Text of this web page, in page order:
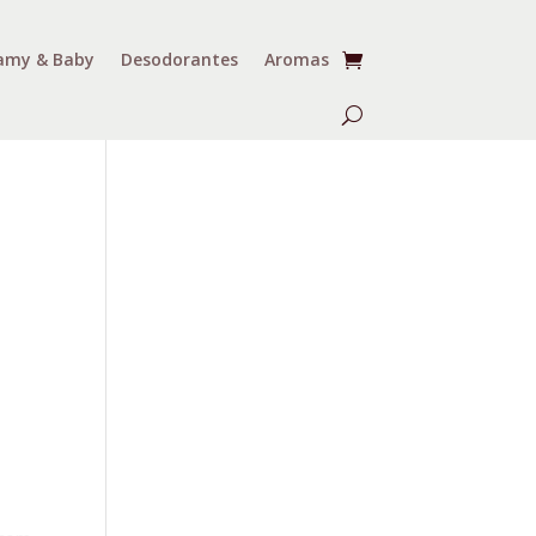
& Baby Desodorantes Aromas